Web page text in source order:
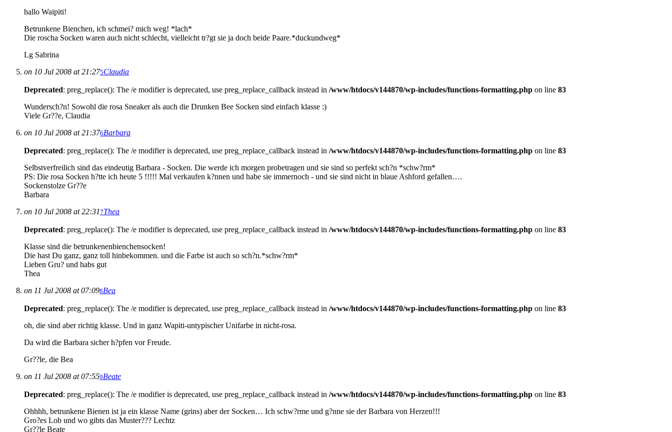
hallo Waipiti!
Betrunkene Bienchen, ich schmei? mich weg! *lach*
Die roscha Socken waren auch nicht schlecht, vielleicht tr?gt sie ja doch beide Paare.*duckundweg*
Lg Sabrina
on 10 Jul 2008 at 21:275Claudia
Deprecated: preg_replace(): The /e modifier is deprecated, use preg_replace_callback instead in /www/htdocs/v144870/wp-includes/functions-formatting.php on line 83
Wundersch?n! Sowohl die rosa Sneaker als auch die Drunken Bee Socken sind einfach klasse :)
Viele Gr??e, Claudia
on 10 Jul 2008 at 21:376Barbara
Deprecated: preg_replace(): The /e modifier is deprecated, use preg_replace_callback instead in /www/htdocs/v144870/wp-includes/functions-formatting.php on line 83
Selbstverfreilich sind das eindeutig Barbara - Socken. Die werde ich morgen probetragen und sie sind so perfekt sch?n *schw?rm*
PS: Die rosa Socken h?tte ich heute 5 !!!!! Mal verkaufen k?nnen und habe sie immernoch - und sie sind nicht in blaue Ashford gefallen….
Sockenstolze Gr??e
Barbara
on 10 Jul 2008 at 22:317Thea
Deprecated: preg_replace(): The /e modifier is deprecated, use preg_replace_callback instead in /www/htdocs/v144870/wp-includes/functions-formatting.php on line 83
Klasse sind die betrunkenenbienchensocken!
Die hast Du ganz, ganz toll hinbekommen. und die Farbe ist auch so sch?n.*schw?rm*
Lieben Gru? und habs gut
Thea
on 11 Jul 2008 at 07:098Bea
Deprecated: preg_replace(): The /e modifier is deprecated, use preg_replace_callback instead in /www/htdocs/v144870/wp-includes/functions-formatting.php on line 83
oh, die sind aber richtig klasse. Und in ganz Wapiti-untypischer Unifarbe in nicht-rosa.
Da wird die Barbara sicher h?pfen vor Freude.
Gr??le, die Bea
on 11 Jul 2008 at 07:559Beate
Deprecated: preg_replace(): The /e modifier is deprecated, use preg_replace_callback instead in /www/htdocs/v144870/wp-includes/functions-formatting.php on line 83
Ohhhh, betrunkene Bienen ist ja ein klasse Name (grins) aber der Socken… Ich schw?rme und g?nne sie der Barbara von Herzen!!!
Gro?es Lob und wo gibts das Muster??? Lechtz
Gr??le Beate